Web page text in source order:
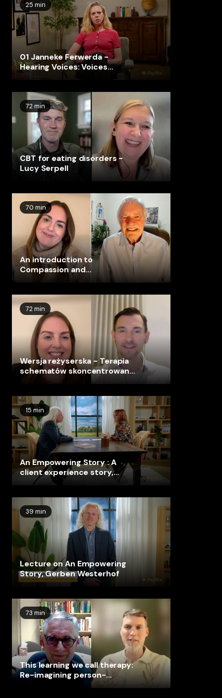
25 min
01 Janneke Ferwerda -
Hearing Voices: Voices
72 min
CBT for eating disorders -
Lucy Serpell
70 min
An introduction to
Compassion and
Compassion-Focused
72 min
Wersja reżyserska - Terapia
schematów skoncentrowana
na ciele – Refleksja nad
pacjentami Psyflix
15 min
An Empowering Story : A
client experience story,
Gerben Westerhof
39 min
Lecture on An Empowering
Story, Gerben Westerhof
73 min
This learning we call therapy:
Re-imagining person-
centred psychotherapy as